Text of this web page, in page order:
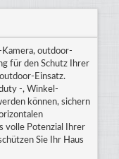
outdoor-
für den Schutz Ihrer
Einsatz.
-, Winkel-
können, sichern
volle Potenzial Ihrer
Sie Ihr Haus